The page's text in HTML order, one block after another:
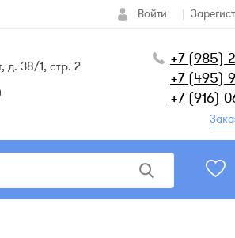
Войти
д. 38/1, стр. 2
+7 (985)
+7 (495)
+7 (916)